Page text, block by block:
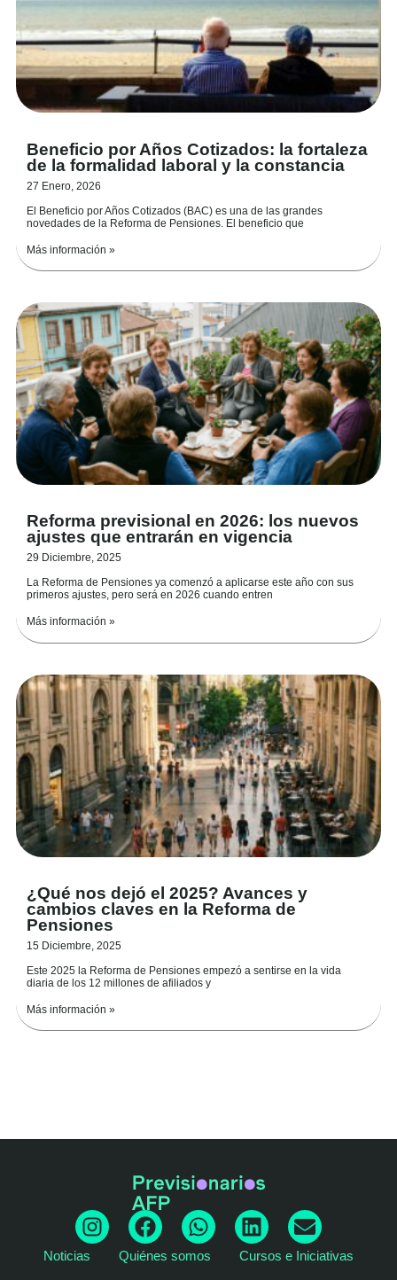
Beneficio por Años Cotizados: la fortaleza
de la formalidad laboral y la constancia
27 Enero, 2026
El Beneficio por Años Cotizados (BAC) es una de las grandes
novedades de la Reforma de Pensiones. El beneficio que
Más información »
Reforma previsional en 2026: los nuevos
ajustes que entrarán en vigencia
29 Diciembre, 2025
La Reforma de Pensiones ya comenzó a aplicarse este año con sus
primeros ajustes, pero será en 2026 cuando entren
Más información »
¿Qué nos dejó el 2025? Avances y
cambios claves en la Reforma de
Pensiones
15 Diciembre, 2025
Este 2025 la Reforma de Pensiones empezó a sentirse en la vida
diaria de los 12 millones de afiliados y
Más información »
I
n
F
a
c
W
h
a
L
i
n
E
n
v
Noticias Quiénes somos Cursos e Iniciativas